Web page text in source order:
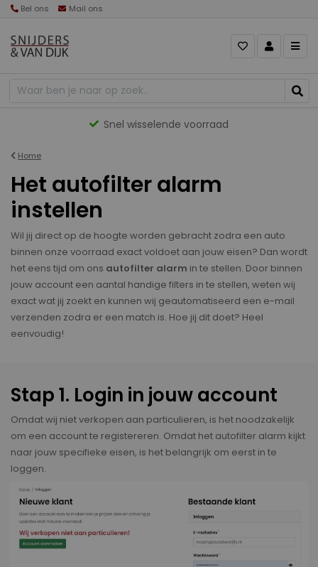
Bel ons Mail ons
Snel wisselende voorraad
Home
Het autofilter alarm
instellen
Wil jij direct op de hoogte worden gebracht zodra een auto
binnen onze voorraad exact voldoet aan jouw eisen? Dan wordt
het eens tijd om ons autofilter alarm in te stellen. Door binnen
jouw account een aantal handige filters in te stellen, weten wij
exact wat jij zoekt en kunnen wij geautomatiseerd een e-mail
verzenden zodra er een match is. Hoe jij dit doet? Heel
eenvoudig!
Stap 1. Login in jouw account
Omdat wij niet verkopen aan particulieren, is het noodzakelijk
om een account te registereren. Omdat het autofilter alarm kijkt
naar jouw specifieke eisen, is het belangrijk om eerst in te
loggen.